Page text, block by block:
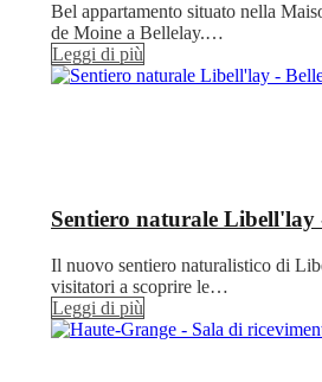
Bel appartamento situato nella
de Moine a Bellelay.…
Leggi di più
Sentiero naturale Libell'lay
Il nuovo sentiero naturalistico di
visitatori a scoprire le…
Leggi di più